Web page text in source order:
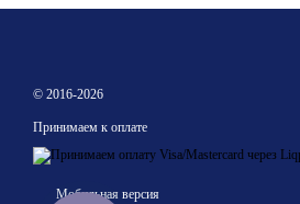
© 2016-2026
Принимаем к оплате
Мобильная версия